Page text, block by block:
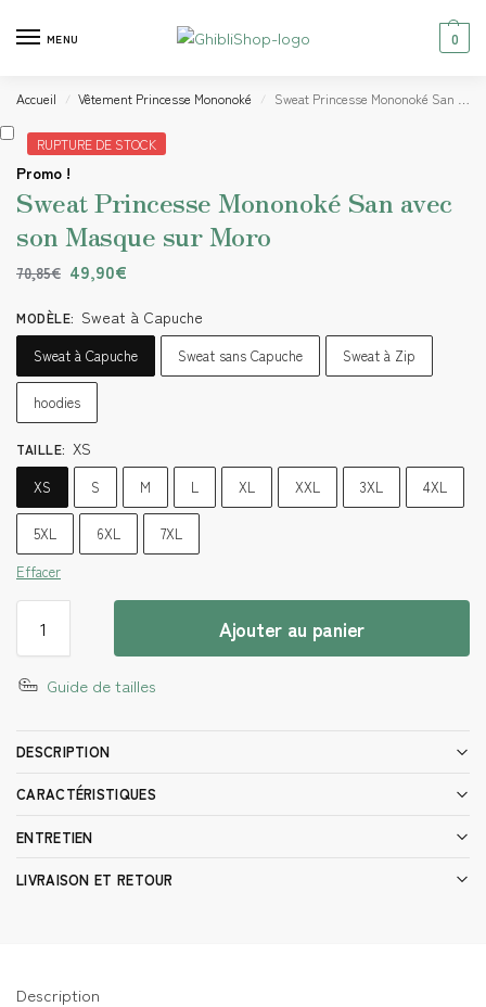
MENU 0
Accueil / Vêtement Princesse Mononoké / Sweat Princesse Mononoké San avec son Masque sur Moro
RUPTURE DE STOCK
Promo !
Sweat Princesse Mononoké San avec
son Masque sur Moro
70,85€ 49,90€
MODÈLE: Sweat à Capuche
Sweat à Capuche Sweat sans Capuche Sweat à Zip
hoodies
TAILLE: XS
XS S M L XL XXL 3XL 4XL
5XL 6XL
7XL
Effacer
Ajouter au panier
Guide de tailles
DESCRIPTION
CARACTÉRISTIQUES
ENTRETIEN
LIVRAISON ET RETOUR
Description